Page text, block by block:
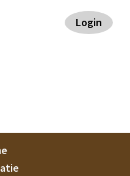
Login